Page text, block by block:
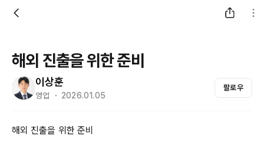
해외 진출을 위한 준비
이상훈
영업 ・ 2026.01.05
팔로우
해외 진출을 위한 준비